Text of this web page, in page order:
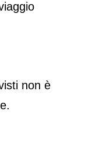
non è